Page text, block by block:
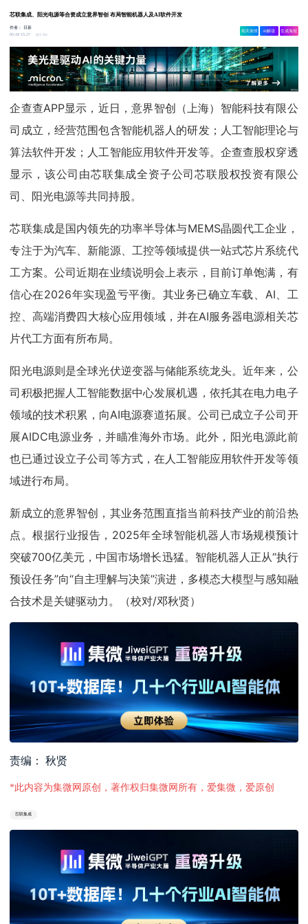
芯联集成、阳光电源等合资成立意界智创 布局智能机器人及AI软件开发
作者：
日新
05-18 15:27
1.6w
相关舆情 AI解读 生成海报
企查查APP显示，近日，意界智创（上海）智能科技有限公
司成立，经营范围包含智能机器人的研发；人工智能理论与
算法软件开发；人工智能应用软件开发等。企查查股权穿透
显示，该公司由芯联集成全资子公司芯联股权投资有限公
司、阳光电源等共同持股。
芯联集成是国内领先的功率半导体与MEMS晶圆代工企业，
专注于为汽车、新能源、工控等领域提供一站式芯片系统代
工方案。公司近期在业绩说明会上表示，目前订单饱满，有
信心在2026年实现盈亏平衡。其业务已确立车载、AI、工
控、高端消费四大核心应用领域，并在AI服务器电源相关芯
片代工方面有所布局。
阳光电源则是全球光伏逆变器与储能系统龙头。近年来，公
司积极把握人工智能数据中心发展机遇，依托其在电力电子
领域的技术积累，向AI电源赛道拓展。公司已成立子公司开
展AIDC电源业务，并瞄准海外市场。此外，阳光电源此前
也已通过设立子公司等方式，在人工智能应用软件开发等领
域进行布局。
新成立的意界智创，其业务范围直指当前科技产业的前沿热
点。根据行业报告，2025年全球智能机器人市场规模预计
突破700亿美元，中国市场增长迅猛。智能机器人正从“执行
预设任务”向“自主理解与决策”演进，多模态大模型与感知融
合技术是关键驱动力。（校对/邓秋贤）
责编： 秋贤
*此内容为集微网原创，著作权归集微网所有，爱集微，爱原创
芯联集成